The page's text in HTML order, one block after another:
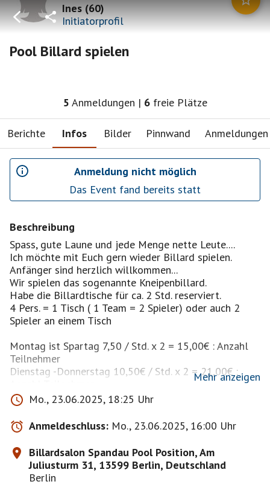
Ines(60)
Initiatorprofil
Pool Billard spielen
5 Anmeldungen | 6 freie Plätze
Berichte Infos Bilder Pinnwand Anmeldungen
Anmeldung nicht möglich
Das Event fand bereits statt
Beschreibung
Spass, gute Laune und jede Menge nette Leute....
Ich möchte mit Euch gern wieder Billard spielen.
Anfänger sind herzlich willkommen...
Wir spielen das sogenannte Kneipenbillard.
Habe die Billardtische für ca. 2 Std. reserviert.
4 Pers. = 1 Tisch ( 1 Team = 2 Spieler) oder auch 2
Spieler an einem Tisch
Montag ist Spartag 7,50 / Std. x 2 = 15,00€ : Anzahl
Teilnehmer
Dienstag -Donnerstag 10,50€ / Std. x 2 = 21,00€ :
Anfahrt mit öffentlichen Verkehrsmitteln:
U-Bahn: U7-Station Zitadelle Spandau (ca. 4 min
Gehentfernung oder eine Bus-Station mit dem Bus
Linie X33, bis Haltestelle Motorradwerk. Der Bus hält
direkt vor unserer Tür!)
Anfahrt mit dem PKW : Direkt vor unserer Tür
Mehr anzeigen
Mo., 23.06.2025, 18:25 Uhr
Anmeldeschluss: Mo., 23.06.2025, 16:00 Uhr
Billardsalon Spandau Pool Position, Am
Juliusturm 31, 13599 Berlin, Deutschland
Berlin